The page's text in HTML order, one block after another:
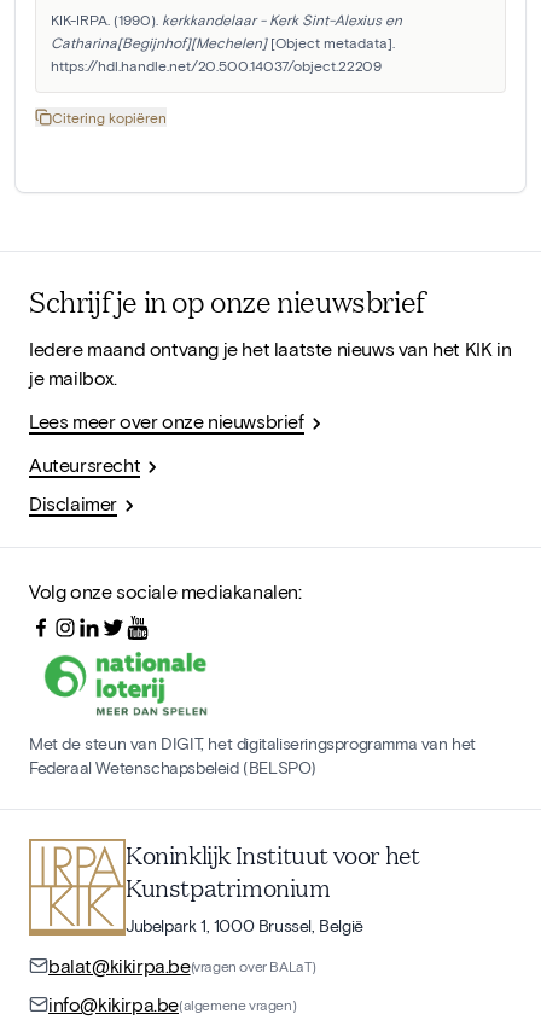
KIK-IRPA. (1990). kerkkandelaar - Kerk Sint-Alexius en
Catharina[Begijnhof][Mechelen] [Object metadata].
https://hdl.handle.net/20.500.14037/object.22209
Citering kopiëren
Schrijf je in op onze nieuwsbrief
Iedere maand ontvang je het laatste nieuws van het KIK in
je mailbox.
Lees meer over onze nieuwsbrief
Auteursrecht
Disclaimer
Volg onze sociale mediakanalen:
Met de steun van DIGIT, het digitaliseringsprogramma van het
Federaal Wetenschapsbeleid (BELSPO)
Koninklijk Instituut voor het
Kunstpatrimonium
Jubelpark 1, 1000 Brussel, België
balat@kikirpa.be(vragen over BALaT)
info@kikirpa.be(algemene vragen)